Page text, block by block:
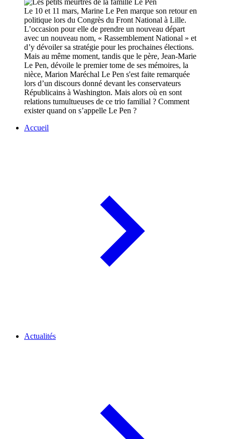
Le 10 et 11 mars, Marine Le Pen marque son retour en
politique lors du Congrès du Front National à Lille.
L’occasion pour elle de prendre un nouveau départ
avec un nouveau nom, « Rassemblement National » et
d’y dévoiler sa stratégie pour les prochaines élections.
Mais au même moment, tandis que le père, Jean-Marie
Le Pen, dévoile le premier tome de ses mémoires, la
nièce, Marion Maréchal Le Pen s'est faite remarquée
lors d’un discours donné devant les conservateurs
Républicains à Washington. Mais alors où en sont
relations tumultueuses de ce trio familial ? Comment
exister quand on s’appelle Le Pen ?
Accueil
Actualités